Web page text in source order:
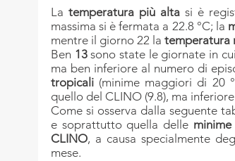
La temperatura più alta si è
massima si è fermata a 22.8 °C; la
mentre il giorno 22 la temperatura
Ben 13 sono state le giornate in
ma ben inferiore al numero di
tropicali (minime maggiori di 20
quello del CLINO (9.8), ma
Come si osserva dalla seguente
e soprattutto quella delle
CLINO, a causa specialmente
mese.